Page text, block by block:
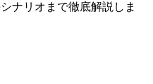
ナリオまで徹底解説しま